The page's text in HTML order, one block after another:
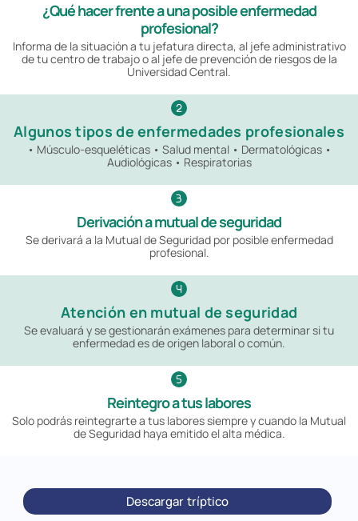
¿Qué hacer frente a una posible enfermedad
profesional?
Informa de la situación a tu jefatura directa, al jefe administrativo
de tu centro de trabajo o al jefe de prevención de riesgos de la
Universidad Central.
Algunos tipos de enfermedades profesionales
• Músculo-esqueléticas • Salud mental • Dermatológicas •
Audiológicas • Respiratorias
Derivación a mutual de seguridad
Se derivará a la Mutual de Seguridad por posible enfermedad
profesional.
Atención en mutual de seguridad
Se evaluará y se gestionarán exámenes para determinar si tu
enfermedad es de origen laboral o común.
Reintegro a tus labores
Solo podrás reintegrarte a tus labores siempre y cuando la Mutual
de Seguridad haya emitido el alta médica.
Descargar tríptico